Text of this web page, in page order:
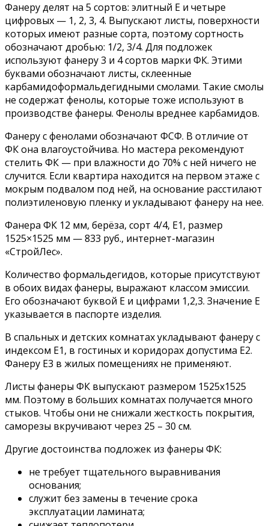
Фанеру делят на 5 сортов: элитный Е и четыре
цифровых — 1, 2, 3, 4. Выпускают листы, поверхности
которых имеют разные сорта, поэтому сортность
обозначают дробью: 1/2, 3/4. Для подложек
используют фанеру 3 и 4 сортов марки ФК. Этими
буквами обозначают листы, склеенные
карбамидоформальдегидными смолами. Такие смолы
не содержат фенолы, которые тоже используют в
производстве фанеры. Фенолы вреднее карбамидов.
Фанеру с фенолами обозначают ФСФ. В отличие от
ФК она влагоустойчива. Но мастера рекомендуют
стелить ФК — при влажности до 70% с ней ничего не
случится. Если квартира находится на первом этаже с
мокрым подвалом под ней, на основание расстилают
полиэтиленовую пленку и укладывают фанеру на нее.
Фанера ФК 12 мм, берёза, сорт 4/4, Е1, размер
1525×1525 мм — 833 руб., интернет-магазин
«СтройЛес».
Количество формальдегидов, которые присутствуют
в обоих видах фанеры, выражают классом эмиссии.
Его обозначают буквой Е и цифрами 1,2,3. Значение Е
указывается в паспорте изделия.
В спальных и детских комнатах укладывают фанеру с
индексом Е1, в гостиных и коридорах допустима Е2.
Фанеру Е3 в жилых помещениях не применяют.
Листы фанеры ФК выпускают размером 1525х1525
мм. Поэтому в больших комнатах получается много
стыков. Чтобы они не снижали жесткость покрытия,
саморезы вкручивают через 25 – 30 см.
Другие достоинства подложек из фанеры ФК:
не требует тщательного выравнивания
основания;
служит без замены в течение срока
эксплуатации ламината;